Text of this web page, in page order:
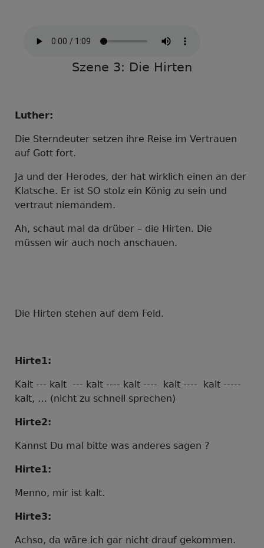
Szene 3: Die Hirten
Luther:
Die Sterndeuter setzen ihre Reise im Vertrauen
auf Gott fort.
Ja und der Herodes, der hat wirklich einen an der
Klatsche. Er ist SO stolz ein König zu sein und
vertraut niemandem.
Ah, schaut mal da drüber – die Hirten. Die
müssen wir auch noch anschauen.
Die Hirten stehen auf dem Feld.
Hirte1:
Kalt --- kalt --- kalt ---- kalt ---- kalt ---- kalt -----
kalt, … (nicht zu schnell sprechen)
Hirte2:
Kannst Du mal bitte was anderes sagen ?
Hirte1:
Menno, mir ist kalt.
Hirte3:
Achso, da wäre ich gar nicht drauf gekommen.